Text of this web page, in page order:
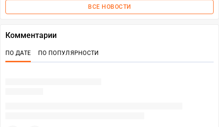
ВСЕ НОВОСТИ
Комментарии
ПО ДАТЕ ПО ПОПУЛЯРНОСТИ